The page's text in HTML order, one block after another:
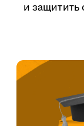
и защитить